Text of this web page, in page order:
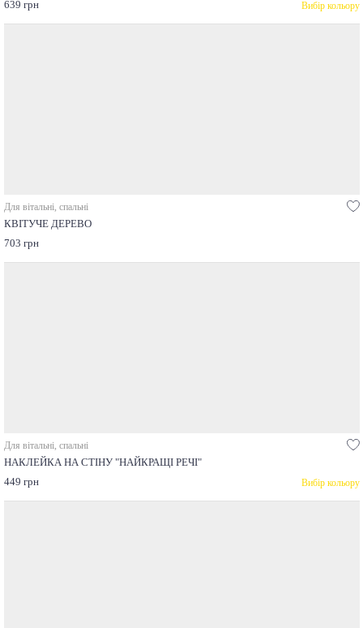
639 грн Вибір кольору
Для вітальні, спальні
КВІТУЧЕ ДЕРЕВО
703 грн
Для вітальні, спальні
НАКЛЕЙКА НА СТІНУ "НАЙКРАЩІ РЕЧІ"
449 грн
Вибір кольору